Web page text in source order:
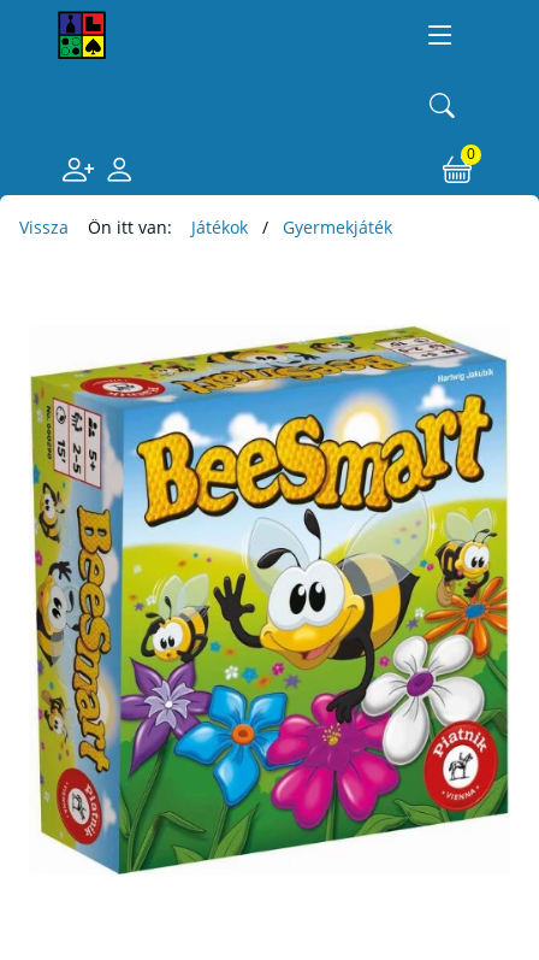
0
Vissza Ön itt van: Játékok Gyermekjáték